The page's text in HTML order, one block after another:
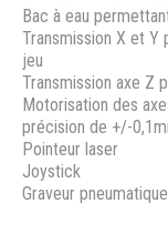
Bac à eau
Transmission X et Y
jeu
Transmission axe Z
Motorisation des
précision de +/-
Pointeur laser
Joystick
Graveur